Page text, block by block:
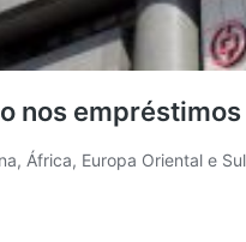
nos
África, Europa Oriental e